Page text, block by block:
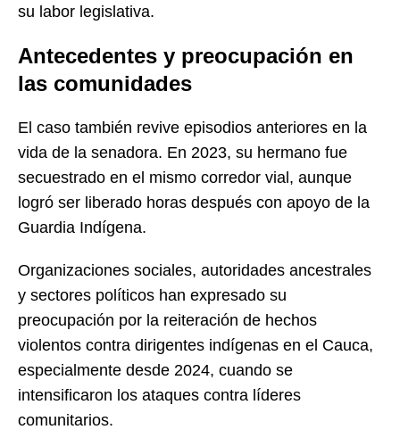
su labor legislativa.
Antecedentes y preocupación en
las comunidades
El caso también revive episodios anteriores en la
vida de la senadora. En 2023, su hermano fue
secuestrado en el mismo corredor vial, aunque
logró ser liberado horas después con apoyo de la
Guardia Indígena.
Organizaciones sociales, autoridades ancestrales
y sectores políticos han expresado su
preocupación por la reiteración de hechos
violentos contra dirigentes indígenas en el Cauca,
especialmente desde 2024, cuando se
intensificaron los ataques contra líderes
comunitarios.